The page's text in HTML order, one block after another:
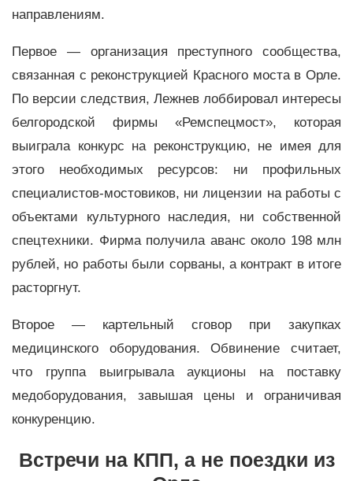
направлениям.
Первое — организация преступного сообщества,
связанная с реконструкцией Красного моста в Орле.
По версии следствия, Лежнев лоббировал интересы
белгородской фирмы «Ремспецмост», которая
выиграла конкурс на реконструкцию, не имея для
этого необходимых ресурсов: ни профильных
специалистов-мостовиков, ни лицензии на работы с
объектами культурного наследия, ни собственной
спецтехники. Фирма получила аванс около 198 млн
рублей, но работы были сорваны, а контракт в итоге
расторгнут.
Второе — картельный сговор при закупках
медицинского оборудования. Обвинение считает,
что группа выигрывала аукционы на поставку
медоборудования, завышая цены и ограничивая
конкуренцию.
Встречи на КПП, а не поездки из